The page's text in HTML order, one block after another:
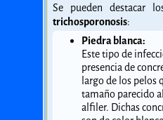
Se pueden destacar
trichosporonosis:
Piedra blanca:
Este tipo de
presencia de
largo de los pelos
tamaño parecido
alfiler. Dichas